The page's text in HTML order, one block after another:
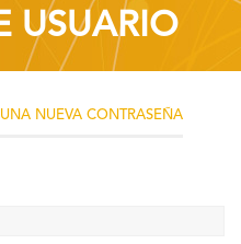
USUARIO
NUEVA CONTRASEÑA